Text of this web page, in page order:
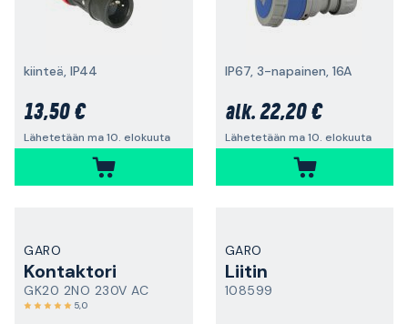
kiinteä, IP44
13,50 €
Lähetetään ma 10. elokuuta
IP67, 3-napainen, 16A
alk. 22,20 €
Lähetetään ma 10. elokuuta
GARO
Kontaktori
GK20 2NO 230V AC
5,0
GARO
Liitin
108599